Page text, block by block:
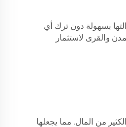
بسهولة دون ترك أي
والقرى لاستثمار
من المال. مما يجعلها